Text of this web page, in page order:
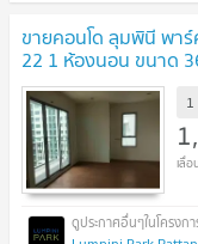
ขายคอนโด ลุมพินี พา
22 1 ห้องนอน ขนาด